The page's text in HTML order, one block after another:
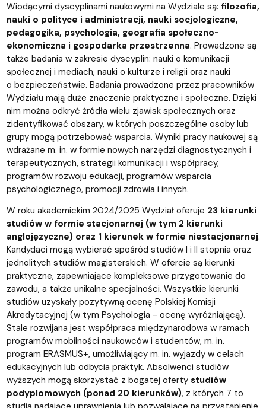
Wiodącymi dyscyplinami naukowymi na Wydziale są: filozofia,
nauki o polityce i administracji, nauki socjologiczne,
pedagogika, psychologia, geografia społeczno-
ekonomiczna i gospodarka przestrzenna. Prowadzone są
także badania w zakresie dyscyplin: nauki o komunikacji
społecznej i mediach, nauki o kulturze i religii oraz nauki
o bezpieczeństwie. Badania prowadzone przez pracowników
Wydziału mają duże znaczenie praktyczne i społeczne. Dzięki
nim można odkryć źródła wielu zjawisk społecznych oraz
zidentyfikować obszary, w których poszczególne osoby lub
grupy mogą potrzebować wsparcia. Wyniki pracy naukowej są
wdrażane m. in. w formie nowych narzędzi diagnostycznych i
terapeutycznych, strategii komunikacji i współpracy,
programów rozwoju edukacji, programów wsparcia
psychologicznego, promocji zdrowia i innych.
W roku akademickim 2024/2025 Wydział oferuje 23 kierunki
studiów w formie stacjonarnej (w tym 2 kierunki
anglojęzyczne) oraz 1 kierunek w formie niestacjonarnej.
Kandydaci mogą wybierać spośród studiów I i II stopnia oraz
jednolitych studiów magisterskich. W ofercie są kierunki
praktyczne, zapewniające kompleksowe przygotowanie do
zawodu, a także unikalne specjalności. Wszystkie kierunki
studiów uzyskały pozytywną ocenę Polskiej Komisji
Akredytacyjnej (w tym Psychologia - ocenę wyróżniającą).
Stale rozwijana jest współpraca międzynarodowa w ramach
programów mobilności naukowców i studentów, m. in.
program ERASMUS+, umożliwiający m. in. wyjazdy w celach
edukacyjnych lub odbycia praktyk. Absolwenci studiów
wyższych mogą skorzystać z bogatej oferty studiów
podyplomowych (ponad 20 kierunków), z których 7 to